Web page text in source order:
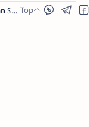
© 2025 JesusSongs4u - All rights reserved. Christian Songs | Bible-based Lyrics | Worship Music.